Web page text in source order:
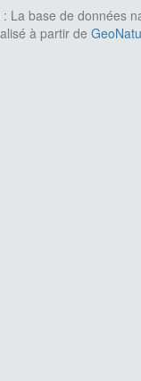
: La base de données
à partir de